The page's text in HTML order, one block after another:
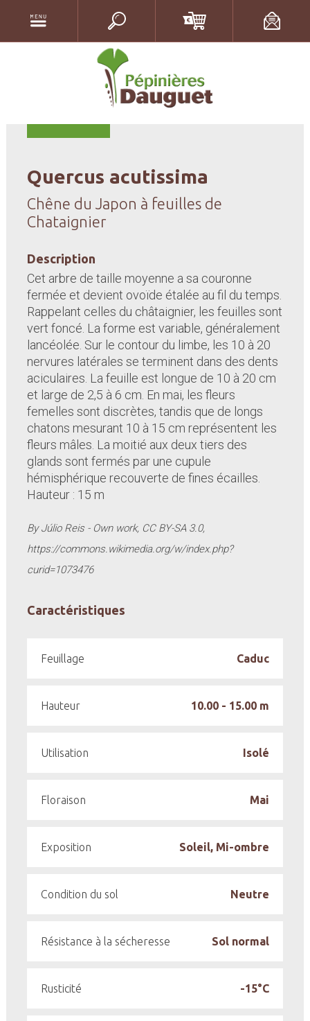
Quercus acutissima
Chêne du Japon à feuilles de
Chataignier
Description
Cet arbre de taille moyenne a sa couronne
fermée et devient ovoïde étalée au fil du temps.
Rappelant celles du châtaignier, les feuilles sont
vert foncé. La forme est variable, généralement
lancéolée. Sur le contour du limbe, les 10 à 20
nervures latérales se terminent dans des dents
aciculaires. La feuille est longue de 10 à 20 cm
et large de 2,5 à 6 cm. En mai, les fleurs
femelles sont discrètes, tandis que de longs
chatons mesurant 10 à 15 cm représentent les
fleurs mâles. La moitié aux deux tiers des
glands sont fermés par une cupule
hémisphérique recouverte de fines écailles.
Hauteur : 15 m
By Júlio Reis - Own work, CC BY-SA 3.0,
https://commons.wikimedia.org/w/index.php?
curid=1073476
Caractéristiques
Feuillage Caduc
Hauteur 10.00 - 15.00 m
Utilisation Isolé
Floraison Mai
Exposition Soleil, Mi-ombre
Condition du sol Neutre
Résistance à la sécheresse Sol normal
Rusticité -15°C